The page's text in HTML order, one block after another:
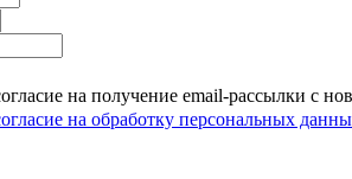
на получение email‑рассылки с
на обработку персональных